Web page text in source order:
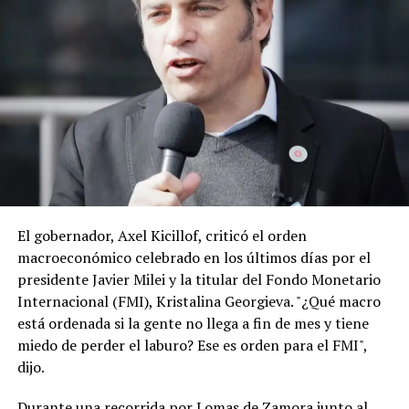
diplomático de Brasil al embajador de Trump, Daniel
“Danny” Perez. Brasil alude a amenazas de injerencia,
como así también lo está haciendo con la Argentina con
En este contexto, hay malestar en la Argentina porque
entienden que la visita de Lula, el año pasado a la
expresidenta Cristina Kirchner en su prisión
domiciliaria, previo a las elecciones legislativas, sumado
a las declaraciones del ministro de Hacienda de Brasil,
Dario Durigan, que trató de “payaso” a Milei, también
pueden ser calificadas como una injerencia externa en la
política doméstica. (TN)
El gobernador, Axel Kicillof, criticó el orden
macroeconómico celebrado en los últimos días por el
presidente Javier Milei y la titular del Fondo Monetario
Internacional (FMI), Kristalina Georgieva. "¿Qué macro
está ordenada si la gente no llega a fin de mes y tiene
miedo de perder el laburo? Ese es orden para el FMI",
dijo.